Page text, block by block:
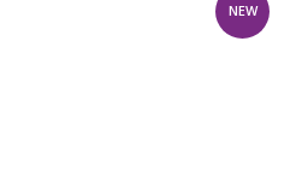
NEW